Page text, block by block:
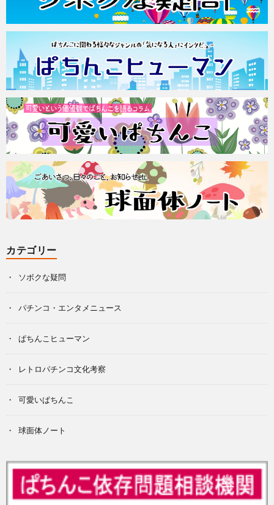
カテゴリー
ソボクな疑問
パチンコ・エンタメニュース
ぱちんこヒューマン
レトロパチンコ文化考察
可愛いぱちんこ
球面体ノート